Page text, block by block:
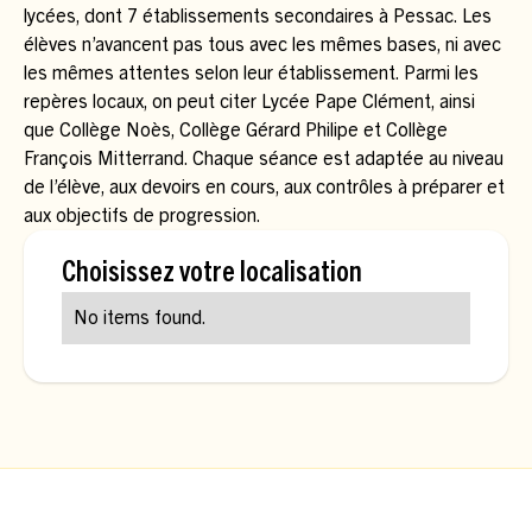
lycées, dont 7 établissements secondaires à Pessac. Les
élèves n’avancent pas tous avec les mêmes bases, ni avec
les mêmes attentes selon leur établissement. Parmi les
repères locaux, on peut citer Lycée Pape Clément, ainsi
que Collège Noès, Collège Gérard Philipe et Collège
François Mitterrand. Chaque séance est adaptée au niveau
de l’élève, aux devoirs en cours, aux contrôles à préparer et
aux objectifs de progression.
Choisissez votre localisation
No items found.